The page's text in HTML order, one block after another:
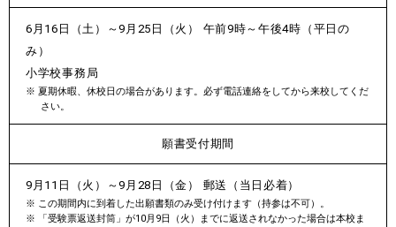
6月16日（土）～9月25日（火） 午前9時～午後4時（平日の
み）
小学校事務局
夏期休暇、休校日の場合があります。必ず電話連絡をしてから来校してくだ
さい。
願書受付期間
9月11日（火）～9月28日（金） 郵送（当日必着）
この期間内に到着した出願書類のみ受け付けます（持参は不可）。
「受験票返送封筒」が10月9日（火）までに返送されなかった場合は本校ま